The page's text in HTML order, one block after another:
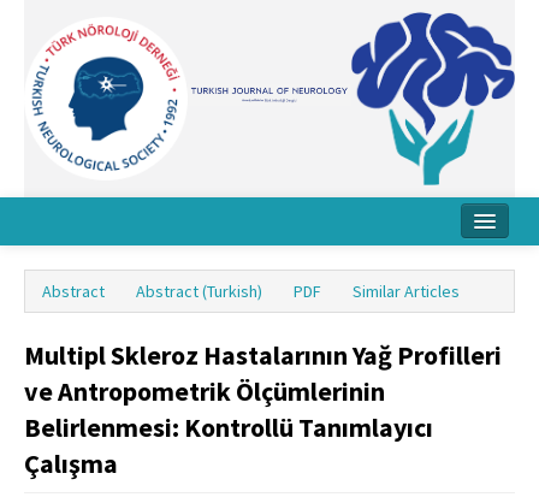
About Journal
Board
Instructions
Archive
Abstract Abstract (Turkish) PDF Similar Articles
Multipl Skleroz Hastalarının Yağ Profilleri
ve Antropometrik Ölçümlerinin
Belirlenmesi: Kontrollü Tanımlayıcı
Çalışma